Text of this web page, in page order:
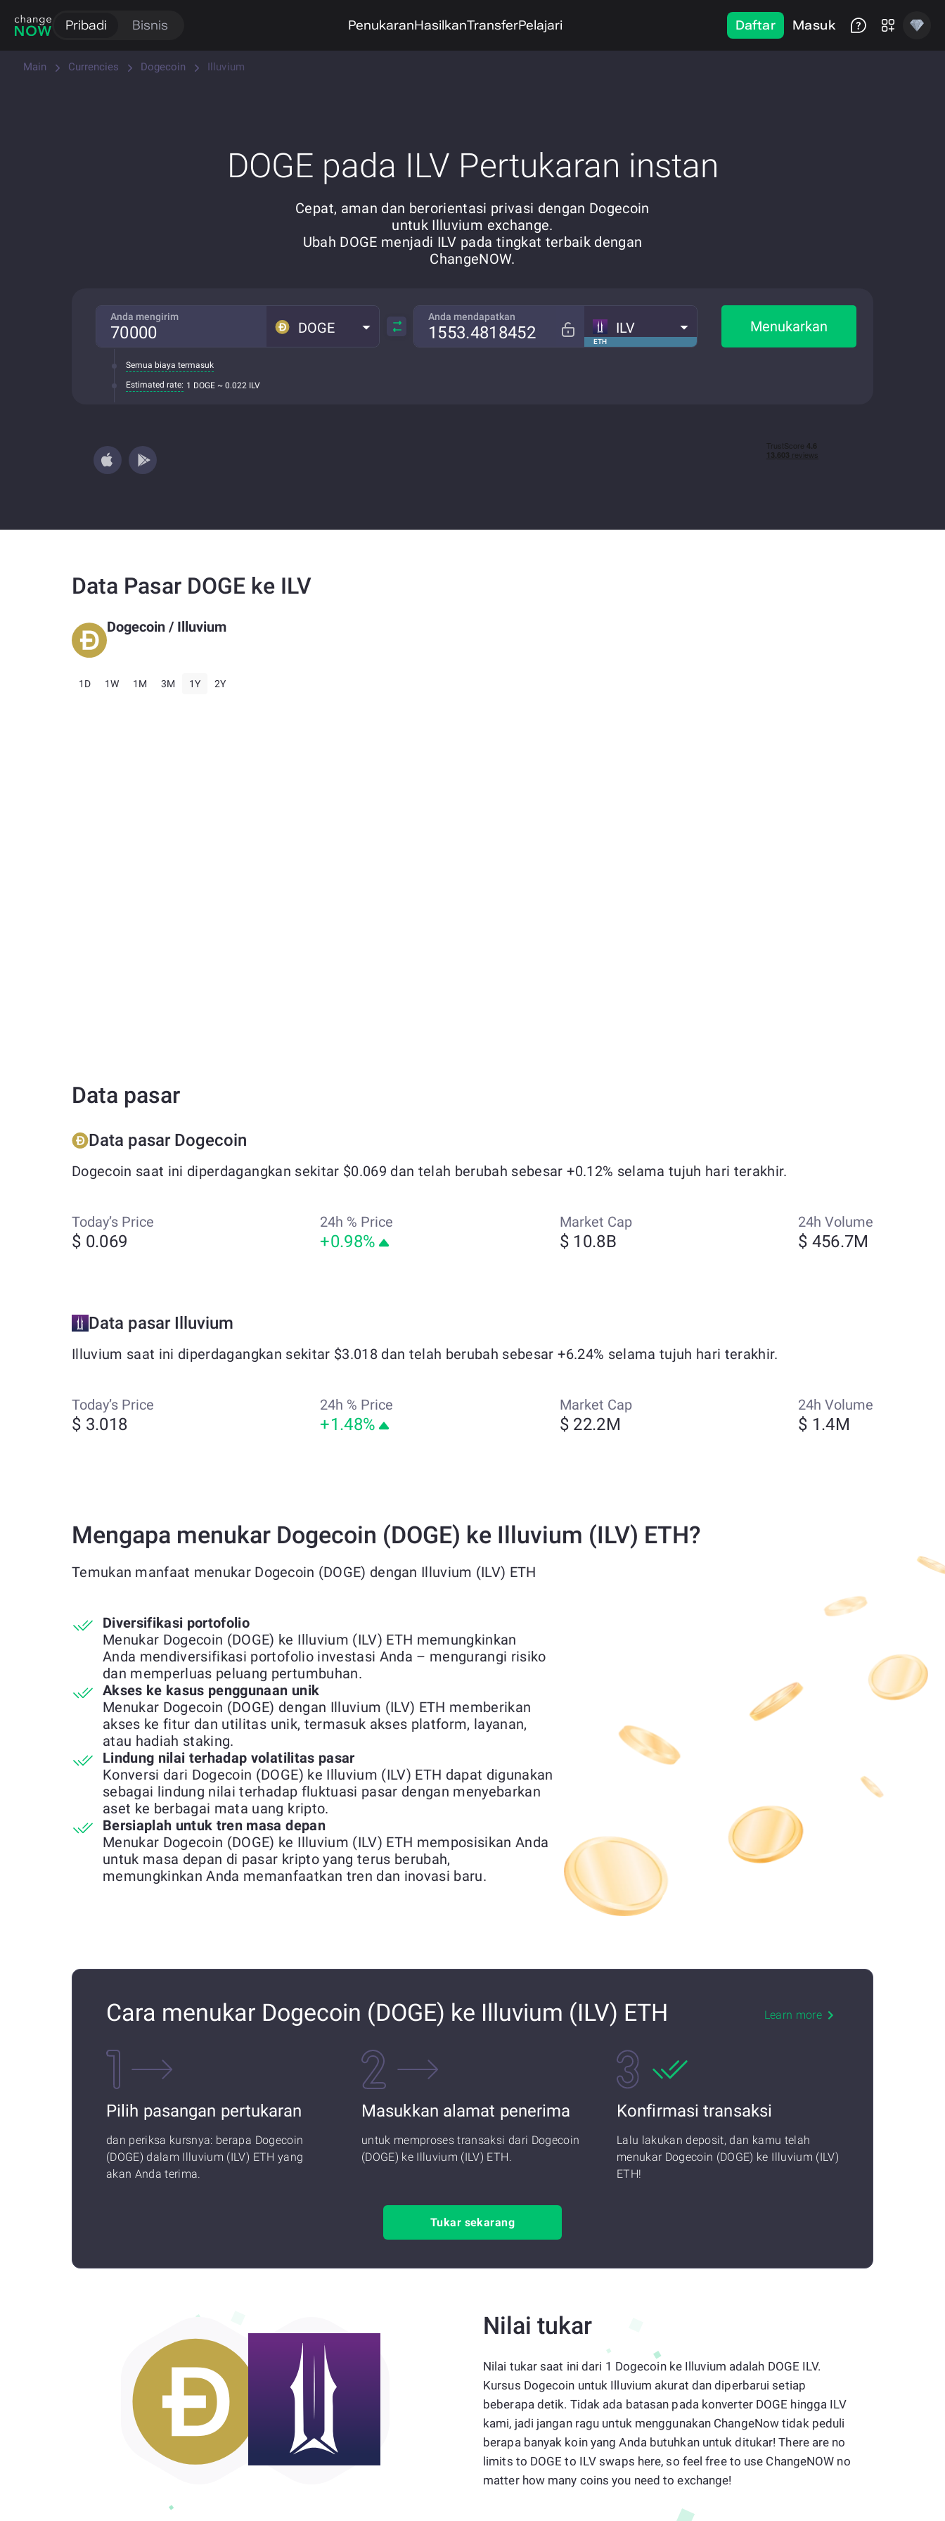
Pribadi Bisnis PenukaranHasilkanTransferPelajari Daftar Masuk
Main Currencies Dogecoin Illuvium
DOGE pada ILV Pertukaran instan
Cepat, aman dan berorientasi privasi dengan Dogecoin
untuk Illuvium exchange.
Ubah DOGE menjadi ILV pada tingkat terbaik dengan
ChangeNOW.
Anda mengirim
DOGE
Semua biaya termasuk
Estimated rate: 1 DOGE ~ 0.022 ILV
Anda mendapatkan
ETH
ILV Menukarkan
Data Pasar DOGE ke ILV
Dogecoin / Illuvium
1D 1W 1M 3M 1Y 2Y
Data pasar
Data pasar Dogecoin
Dogecoin saat ini diperdagangkan sekitar $0.069 dan telah berubah sebesar +0.12% selama tujuh hari terakhir.
Today’s Price
$ 0.069
24h % Price
+0.98%
Market Cap
$ 10.8B
24h Volume
$ 456.7M
Data pasar Illuvium
Illuvium saat ini diperdagangkan sekitar $3.018 dan telah berubah sebesar +6.24% selama tujuh hari terakhir.
Today’s Price
$ 3.018
24h % Price
+1.48%
Market Cap
$ 22.2M
24h Volume
$ 1.4M
Mengapa menukar Dogecoin (DOGE) ke Illuvium (ILV) ETH?
Temukan manfaat menukar Dogecoin (DOGE) dengan Illuvium (ILV) ETH
Diversifikasi portofolio
Menukar Dogecoin (DOGE) ke Illuvium (ILV) ETH memungkinkan
Anda mendiversifikasi portofolio investasi Anda – mengurangi risiko
dan memperluas peluang pertumbuhan.
Akses ke kasus penggunaan unik
Menukar Dogecoin (DOGE) dengan Illuvium (ILV) ETH memberikan
akses ke fitur dan utilitas unik, termasuk akses platform, layanan,
atau hadiah staking.
Lindung nilai terhadap volatilitas pasar
Konversi dari Dogecoin (DOGE) ke Illuvium (ILV) ETH dapat digunakan
sebagai lindung nilai terhadap fluktuasi pasar dengan menyebarkan
aset ke berbagai mata uang kripto.
Bersiaplah untuk tren masa depan
Menukar Dogecoin (DOGE) ke Illuvium (ILV) ETH memposisikan Anda
untuk masa depan di pasar kripto yang terus berubah,
memungkinkan Anda memanfaatkan tren dan inovasi baru.
Cara menukar Dogecoin (DOGE) ke Illuvium (ILV) ETH Learn more
Pilih pasangan pertukaran
dan periksa kursnya: berapa Dogecoin
(DOGE) dalam Illuvium (ILV) ETH yang
akan Anda terima.
Masukkan alamat penerima
untuk memproses transaksi dari Dogecoin
(DOGE) ke Illuvium (ILV) ETH.
Konfirmasi transaksi
Lalu lakukan deposit, dan kamu telah
menukar Dogecoin (DOGE) ke Illuvium (ILV)
ETH!
Tukar sekarang
Nilai tukar
Nilai tukar saat ini dari 1 Dogecoin ke Illuvium adalah DOGE ILV.
Kursus Dogecoin untuk Illuvium akurat dan diperbarui setiap
beberapa detik. Tidak ada batasan pada konverter DOGE hingga ILV
kami, jadi jangan ragu untuk menggunakan ChangeNow tidak peduli
berapa banyak koin yang Anda butuhkan untuk ditukar! There are no
limits to DOGE to ILV swaps here, so feel free to use ChangeNOW no
matter how many coins you need to exchange!